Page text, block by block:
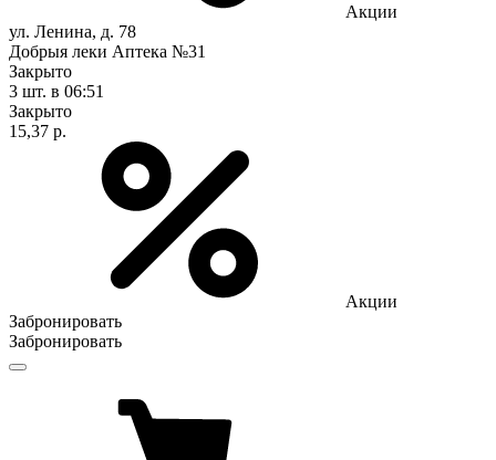
Акции
ул. Ленина, д. 78
Добрыя леки Аптека №31
Закрыто
3 шт. в 06:51
Закрыто
15,37 р.
Акции
Забронировать
Забронировать